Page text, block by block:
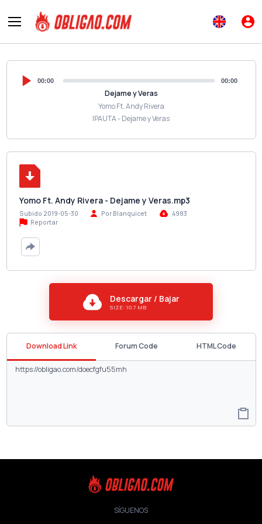
00:00 00:00
Dejame y Veras
Yomo Ft. Andy Rivera
IPAUTA - Dejame y Veras
Yomo Ft. Andy Rivera - Dejame y Veras.mp3
Subido 2019-05-30 Por Blanquicet
4983
Reportar
Descargar / Bajar
SIZE: 10.7 MB
Download Link Forum Code HTML Code
SÍGUENOS